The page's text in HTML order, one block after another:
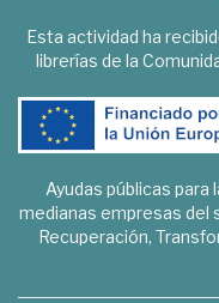
Esta actividad ha
librerías de la
Ayudas públicas para
medianas empresas del
Recuperación,